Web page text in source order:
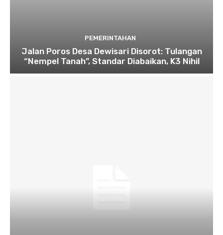
PEMERINTAHAN
Jalan Poros Desa Dewisari Disorot: Tulangan
“Nempel Tanah”, Standar Diabaikan, K3 Nihil